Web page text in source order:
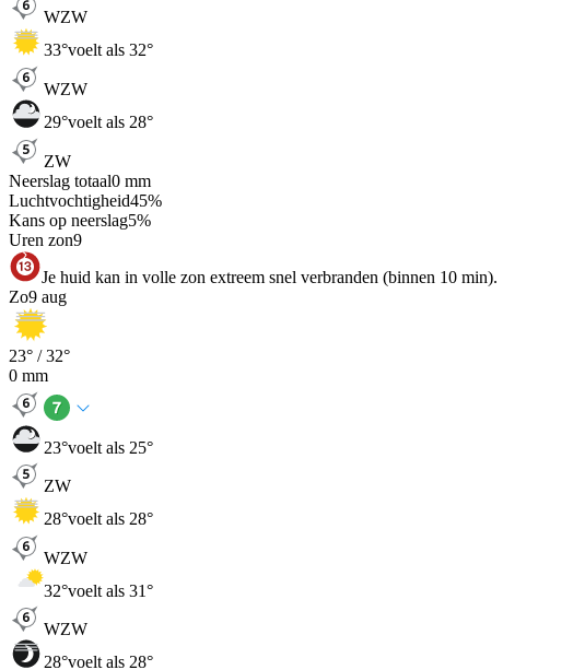
WZW
33°voelt als 32°
WZW
29°voelt als 28°
ZW
Neerslag totaal0 mm
Luchtvochtigheid45%
Kans op neerslag5%
Uren zon9
Je huid kan in volle zon extreem snel verbranden (binnen 10 min).
Zo9 aug
23° /32°
0 mm
23°voelt als 25°
ZW
28°voelt als 28°
WZW
32°voelt als 31°
WZW
28°voelt als 28°